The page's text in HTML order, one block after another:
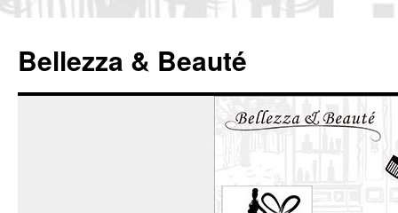
Bellezza & Beauté